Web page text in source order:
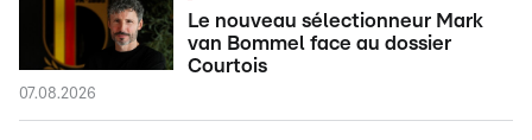
Le nouveau sélectionneur Mark
van Bommel face au dossier
Courtois
07.08.2026